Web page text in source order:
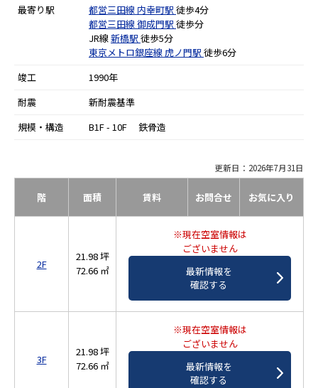
最寄り駅
都営三田線 内幸町駅 徒歩4分
都営三田線御成門駅 徒歩分
JR線新橋駅 徒歩5分
東京メトロ銀座線 虎ノ門駅 徒歩6分
竣工
1990年
耐震
新耐震基準
規模・構造
B1F - 10F 鉄骨造
更新日：2026年7月31日
階 面積 賃料 お問合せ お気に入り
2F
21.98 坪
72.66 ㎡
※現在空室情報は
ございません
最新情報を
確認する
3F
21.98 坪
72.66 ㎡
※現在空室情報は
ございません
最新情報を
確認する